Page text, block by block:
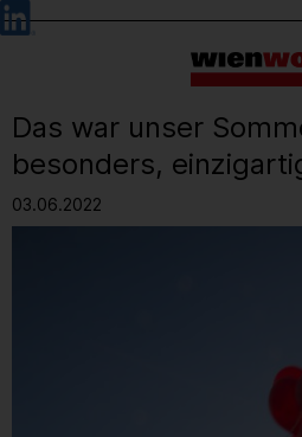
Barrierefreie
Bedienung
Sprachauswahl
Das war unser
besonders,
03.06.2022